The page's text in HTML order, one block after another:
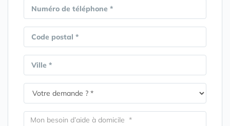
Numéro de téléphone *
Code postal *
Ville *